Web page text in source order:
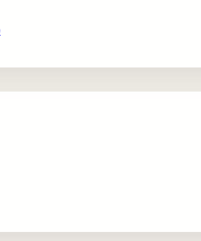
圍：